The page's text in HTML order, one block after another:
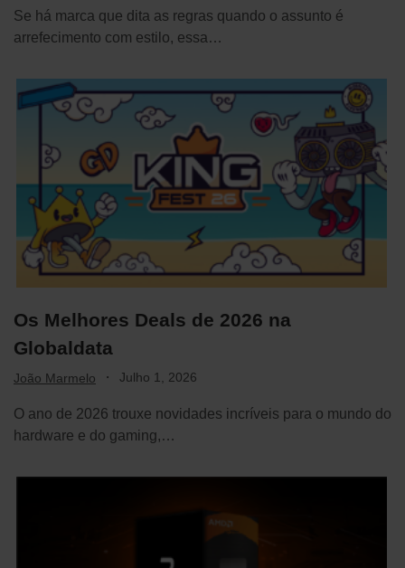
Se há marca que dita as regras quando o assunto é
arrefecimento com estilo, essa…
Os Melhores Deals de 2026 na
Globaldata
João Marmelo · Julho 1, 2026
O ano de 2026 trouxe novidades incríveis para o mundo do
hardware e do gaming,…